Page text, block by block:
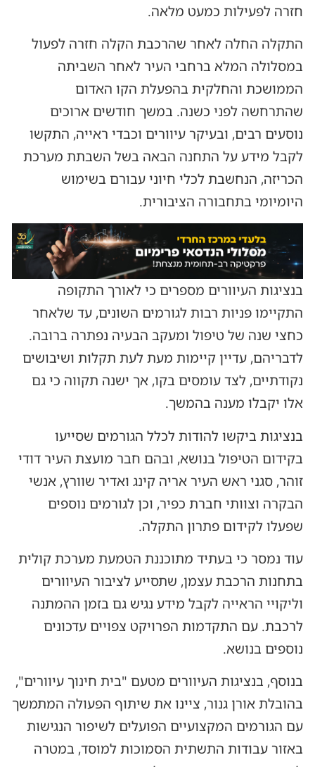
חזרה לפעילות כמעט מלאה.
התקלה החלה לאחר שהרכבת הקלה חזרה לפעול
במסלולה המלא ברחבי העיר לאחר השביתה
הממושכת והחלקית בהפעלת הקו האדום
שהתרחשה לפני כשנה. במשך חודשים ארוכים
נוסעים רבים, ובעיקר עיוורים וכבדי ראייה, התקשו
לקבל מידע על התחנה הבאה בשל השבתת מערכת
הכריזה, הנחשבת לכלי חיוני עבורם בשימוש
היומיומי בתחבורה הציבורית.
בנציגות העיוורים מספרים כי לאורך התקופה
התקיימו פניות רבות לגורמים השונים, עד שלאחר
כחצי שנה של טיפול ומעקב הבעיה נפתרה ברובה.
לדבריהם, עדיין קיימות מעת לעת תקלות ושיבושים
נקודתיים, לצד עומסים בקו, אך ישנה תקווה כי גם
אלו יקבלו מענה בהמשך.
בנציגות ביקשו להודות לכלל הגורמים שסייעו
בקידום הטיפול בנושא, ובהם חבר מועצת העיר דודי
זוהר, סגני ראש העיר אריה קינג ואדיר שוורץ, אנשי
הבקרה וצוותי חברת כפיר, וכן לגורמים נוספים
שפעלו לקידום פתרון התקלה.
עוד נמסר כי בעתיד מתוכננת הטמעת מערכת קולית
בתחנות הרכבת עצמן, שתסייע לציבור העיוורים
וליקויי הראייה לקבל מידע נגיש גם בזמן ההמתנה
לרכבת. עם התקדמות הפרויקט צפויים עדכונים
נוספים בנושא.
בנוסף, בנציגות העיוורים מטעם "בית חינוך עיוורים",
בהובלת אורן גנור, ציינו את שיתוף הפעולה המתמשך
עם הגורמים המקצועיים הפועלים לשיפור הנגישות
באזור עבודות התשתית הסמוכות למוסד, במטרה